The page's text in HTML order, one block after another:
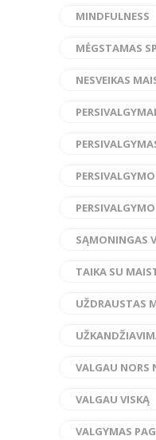
MINDFULNESS
MĖGSTAMAS
NESVEIKAS
PERSIVALGYMAI
SĄMONINGAS
TAIKA SU
UŽDRAUSTAS
VALGAU NORS
VALGAU VISKĄ
VALGYMAS